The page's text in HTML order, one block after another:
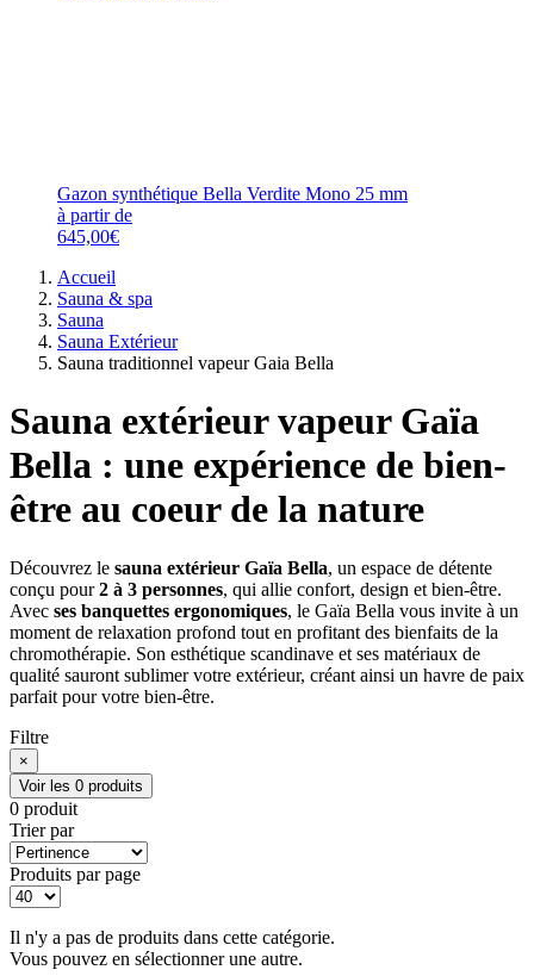
Gazon synthétique Bella Verdite Mono 25 mm
à partir de
645,00€
Accueil
Sauna & spa
Sauna
Sauna Extérieur
Sauna traditionnel vapeur Gaia Bella
Sauna extérieur vapeur Gaïa
Bella : une expérience de bien-
être au coeur de la nature
Découvrez le sauna extérieur Gaïa Bella, un espace de détente
conçu pour2 à 3 personnes, qui allie confort, design et bien-être.
Avec ses banquettes ergonomiques, le Gaïa Bella vous invite à un
moment de relaxation profond tout en profitant des bienfaits de la
chromothérapie. Son esthétique scandinave et ses matériaux de
qualité sauront sublimer votre extérieur, créant ainsi un havre de paix
parfait pour votre bien-être.
Filtre
×
Voir les 0 produits
0 produit
Trier par
Produits par page
Il n'y a pas de produits dans cette catégorie.
Vous pouvez en sélectionner une autre.